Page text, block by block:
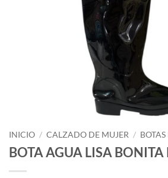
INICIO / CALZADO DE MUJER /
BOTA AGUA LISA